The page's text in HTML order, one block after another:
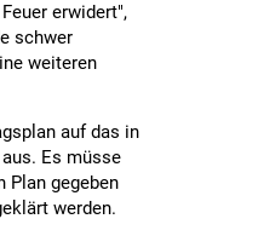
erwidert",
schwer
weiteren
auf das in
Es müsse
Plan gegeben
werden.